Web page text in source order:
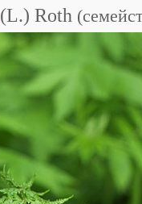
(L.) Roth (